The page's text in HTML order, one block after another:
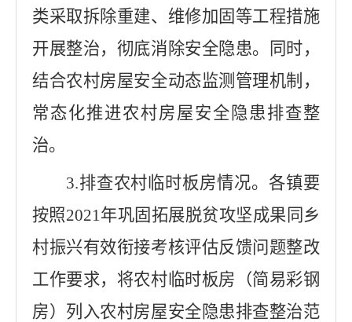
类采取拆除重建、维修加固等工程措施
开展整治，彻底消除安全隐患。同时，
结合农村房屋安全动态监测管理机制，
常态化推进农村房屋安全隐患排查整
治。
3.排查农村临时板房情况。各镇要
按照2021 年巩固拓展脱贫攻坚成果同乡
村振兴有效衔接考核评估反馈问题整改
工作要求，将农村临时板房（简易彩钢
房）列入农村房屋安全隐患排查整治范